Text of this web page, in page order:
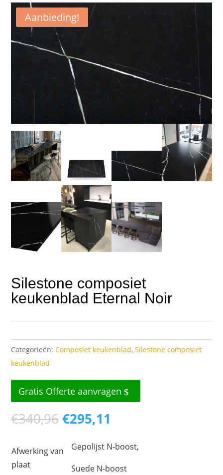
Aanbieding!
Silestone composiet
keukenblad Eternal Noir
Categorieën: Composiet keukenblad,Silestone composiet
keukenblad
Gratis Offerte aanvragen
€340,96Oorspronkelijke
was:
€340,96.
€295,11
is:
Afwerking van
plaat
Gepolijst N-boost,
Suede N-boost